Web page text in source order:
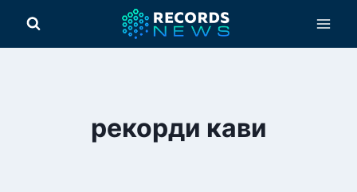
вмісту
рекорди кави